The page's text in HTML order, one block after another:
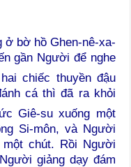
ở bờ hồ Ghen-nê-xa-
gần Người để nghe
chiếc thuyền đậu
cá thì đã ra khỏi
Giê-su xuống một
Si-môn, và Người
chút. Rồi Người
giảng dạy đám